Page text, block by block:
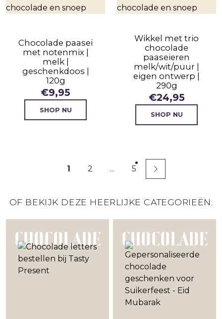
Chocolade paasei
met notenmix |
melk |
geschenkdoos |
120g
€9,95
SHOP NU
Wikkel met trio
chocolade
paaseieren
melk/wit/puur |
eigen ontwerp |
290g
€24,95
SHOP NU
1 2 ... 5
OF BEKIJK DEZE HEERLIJKE CATEGORIEËN:
CHOCOLADE CHOCOLADE